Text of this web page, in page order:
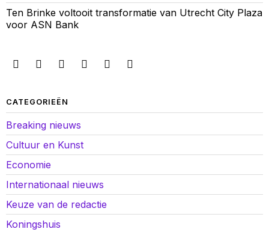
Ten Brinke voltooit transformatie van Utrecht City Plaza
voor ASN Bank
CATEGORIEËN
Breaking nieuws
Cultuur en Kunst
Economie
Internationaal nieuws
Keuze van de redactie
Koningshuis